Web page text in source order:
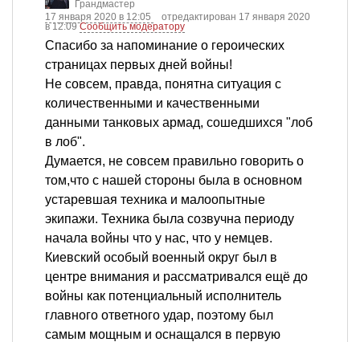
Грандмастер
17 января 2020 в 12:05
отредактирован 17 января 2020
в 12:09Сообщить модератору
Спасибо за напоминание о героических
страницах первых дней войны!
Не совсем, правда, понятна ситуация с
количественными и качественными
данными танковых армад, сошедшихся "лоб
в лоб".
Думается, не совсем правильно говорить о
том,что с нашей стороны была в основном
устаревшая техника и малоопытные
экипажи. Техника была созвучна периоду
начала войны что у нас, что у немцев.
Киевский особый военный округ был в
центре внимания и рассматривался ещё до
войны как потенциальный исполнитель
главного ответного удар, поэтому был
самым мощным и оснащался в первую